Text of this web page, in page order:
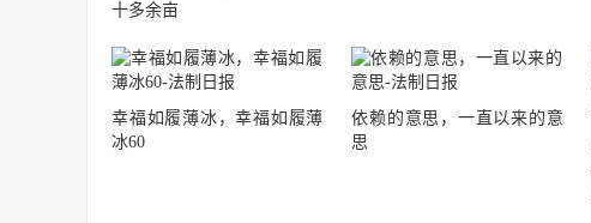
十多余亩
幸福如履薄冰，幸福如履薄
冰60
依赖的意思，一直以来的意
思